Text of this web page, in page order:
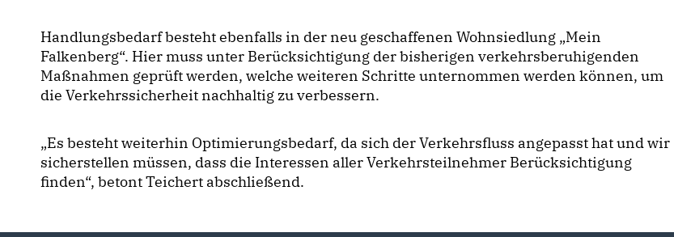
Handlungsbedarf besteht ebenfalls in der neu geschaffenen Wohnsiedlung „Mein
Falkenberg“. Hier muss unter Berücksichtigung der bisherigen verkehrsberuhigenden
Maßnahmen geprüft werden, welche weiteren Schritte unternommen werden können, um
die Verkehrssicherheit nachhaltig zu verbessern.
Es besteht weiterhin Optimierungsbedarf, da sich der Verkehrsfluss angepasst hat und wir
sicherstellen müssen, dass die Interessen aller Verkehrsteilnehmer Berücksichtigung
finden“, betont Teichert abschließend.